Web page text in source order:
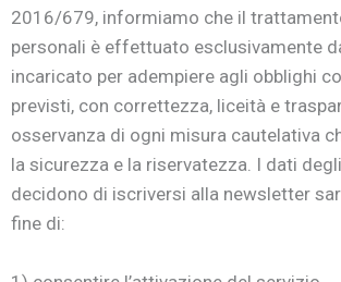
2016/679, informiamo che il
personali è effettuato esclusivamente
incaricato per adempiere agli obblighi
previsti, con correttezza, liceità e
osservanza di ogni misura cautelativa
la sicurezza e la riservatezza. I dati
decidono di iscriversi alla newsletter
fine di: